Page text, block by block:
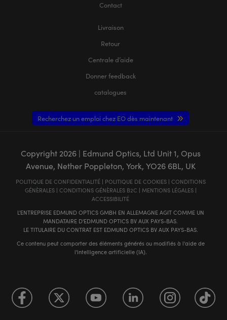
Contact
Livraison
Retour
Centrale d’aide
Donner feedback
catalogues
Recherchez un emploi chez EO dès maintenant
Copyright 2026| Edmund Optics, Ltd Unit 1, Opus
Avenue, Nether Poppleton, York, YO26 6BL, UK
POLITIQUE DE CONFIDENTIALITÉ| POLITIQUE DE COOKIES| CONDITIONS
GÉNÈRALES| CONDITIONS GÉNÈRALES B2C | MENTIONS LÉGALES|
ACCESSIBILITÉ
L'ENTREPRISE EDMUND OPTICS GMBH EN ALLEMAGNE AGIT COMME UN
MANDATAIRE D'EDMUND OPTICS BV AUX PAYS-BAS.
LE TITULAIRE DU CONTRAT EST EDMUND OPTICS BV AUX PAYS-BAS.
Ce contenu peut comporter des éléments générés ou modifiés à l'aide de
l'intelligence artificielle (IA).